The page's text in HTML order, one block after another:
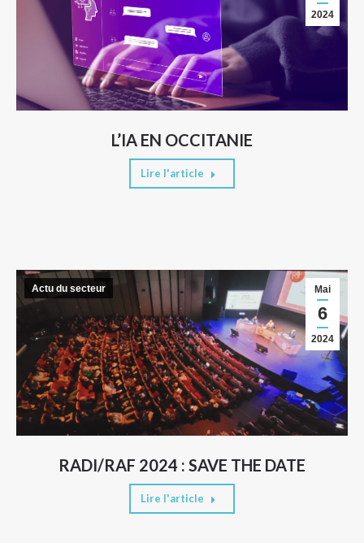
L’IA EN OCCITANIE
2024
Lire l'article
RADI/RAF 2024 : SAVE THE DATE
Mai
6
2024
Actu du secteur
Lire l'article